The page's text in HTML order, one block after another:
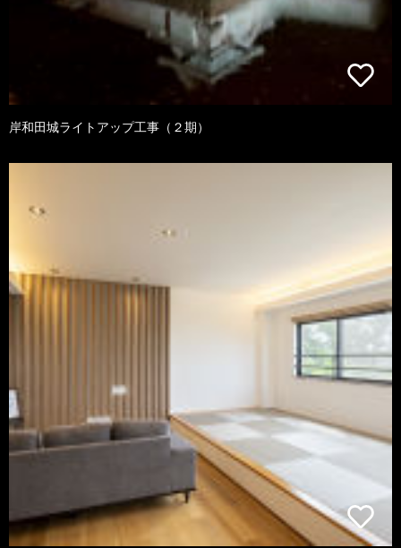
岸和田城ライトアップ工事（２期）